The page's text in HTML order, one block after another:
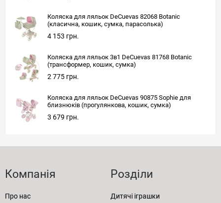
Коляска для ляльок DeCuevas 82068 Botanic
(класична, кошик, сумка, парасолька)
4 153 грн.
Коляска для ляльок 3в1 DeCuevas 81768 Botanic
(трансформер, кошик, сумка)
2 775 грн.
Коляска для ляльок DeCuevas 90875 Sophie для
близнюків (прогулянкова, кошик, сумка)
3 679 грн.
Компанія
Про нас
Розділи
Дитячі іграшки